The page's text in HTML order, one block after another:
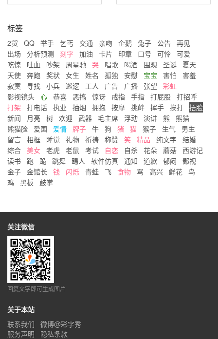
标签
2货 QQ 举手 乞丐 交通 亲吻 企鹅 兔子 公告 再见
出场
分析预测 刻字 加油 卡片 印章 口号 可怜
可爱
吃惊
吐血 吵架 周星驰 哭 唱歌 喝酒 围观 圣诞
夏天
天使 奔跑 奖状 女生 姓名 孤独 安慰 宝宝 害怕
害羞
寂寞
寻找 小兵 巡逻 工人 广告 广播 张望
彩虹
影视镜头 心 恭喜 恶搞 惊讶 戒指 手指 打屁股 打招呼
打架
打电话 执业 抽烟 拥抱 按摩 挑衅 挥手 挨打 捂脸
新闻
月亮 树 欢迎 武器 毛主席 浮动 演讲 熊
熊猫
熊猫脸
爱国 爱情 牌子 牛 狗 猪 猫 猴子 生气
男生
留言 相框 睡觉 礼物 祈祷 称赞 笑 精品 纯文字
结婚
综合 美女 老虎 老鼠 考试 自恋 自杀 花朵 蘑菇 西游记
读书
跑 跪 跳舞 踢人 软件仿真 通知 道歉 郁闷
鄙视
金子 金馆长 钱 闪烁 青蛙 飞 食物 骂 高兴 鲜花 鸟
鸡
黑板 鼓掌
关注微信
回复文字即可生成图片
关于本站
联系我们
微博@彩字秀
服务声明
隐私条款